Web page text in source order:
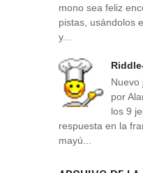
mono sea feliz
pistas, usándolos
y...
Nuevo
por
los 9
respuesta en la
mayú...